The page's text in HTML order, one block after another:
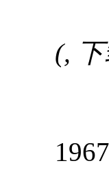
(,
1967